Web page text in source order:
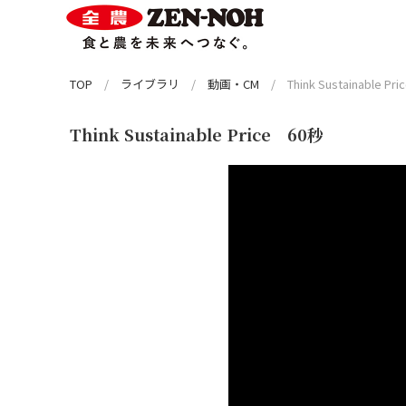
TOP ライブラリ 動画・CM Think Sustainable
Think Sustainable Price 60秒